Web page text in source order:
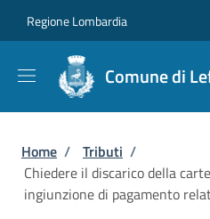
Regione Lombardia
Comune di
Briciole di pane
Home / Tributi /
Chiedere il discarico della
ingiunzione di pagamento